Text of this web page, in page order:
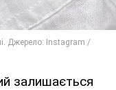
залишається